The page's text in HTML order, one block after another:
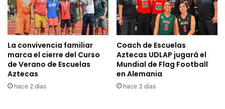
La convivencia familiar
marca el cierre del Curso
de Verano de Escuelas
Aztecas
hace 2 días
Coach de Escuelas
Aztecas UDLAP jugará el
Mundial de Flag Football
en Alemania
hace 3 días